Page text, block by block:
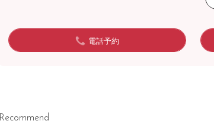
電話予約
Recommend